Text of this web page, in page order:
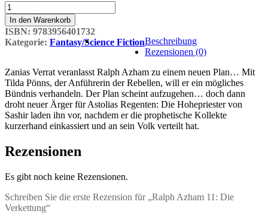
Ralph
Azham
11:
Die
Verkettung
In den Warenkorb
ISBN: 9783956401732
Kategorie: Fantasy/Science FictionBeschreibung
Rezensionen (0)
Zanias Verrat veranlasst Ralph Azham zu einem neuen Plan… Mit
Tilda Pönns, der Anführerin der Rebellen, will er ein mögliches
Bündnis verhandeln. Der Plan scheint aufzugehen… doch dann
droht neuer Ärger für Astolias Regenten: Die Hohepriester von
Sashir laden ihn vor, nachdem er die prophetische Kollekte
kurzerhand einkassiert und an sein Volk verteilt hat.
Rezensionen
Es gibt noch keine Rezensionen.
Schreiben Sie die erste Rezension für „Ralph Azham 11: Die
Verkettung“